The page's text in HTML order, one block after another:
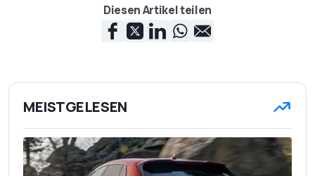
Diesen Artikel teilen
MEISTGELESEN